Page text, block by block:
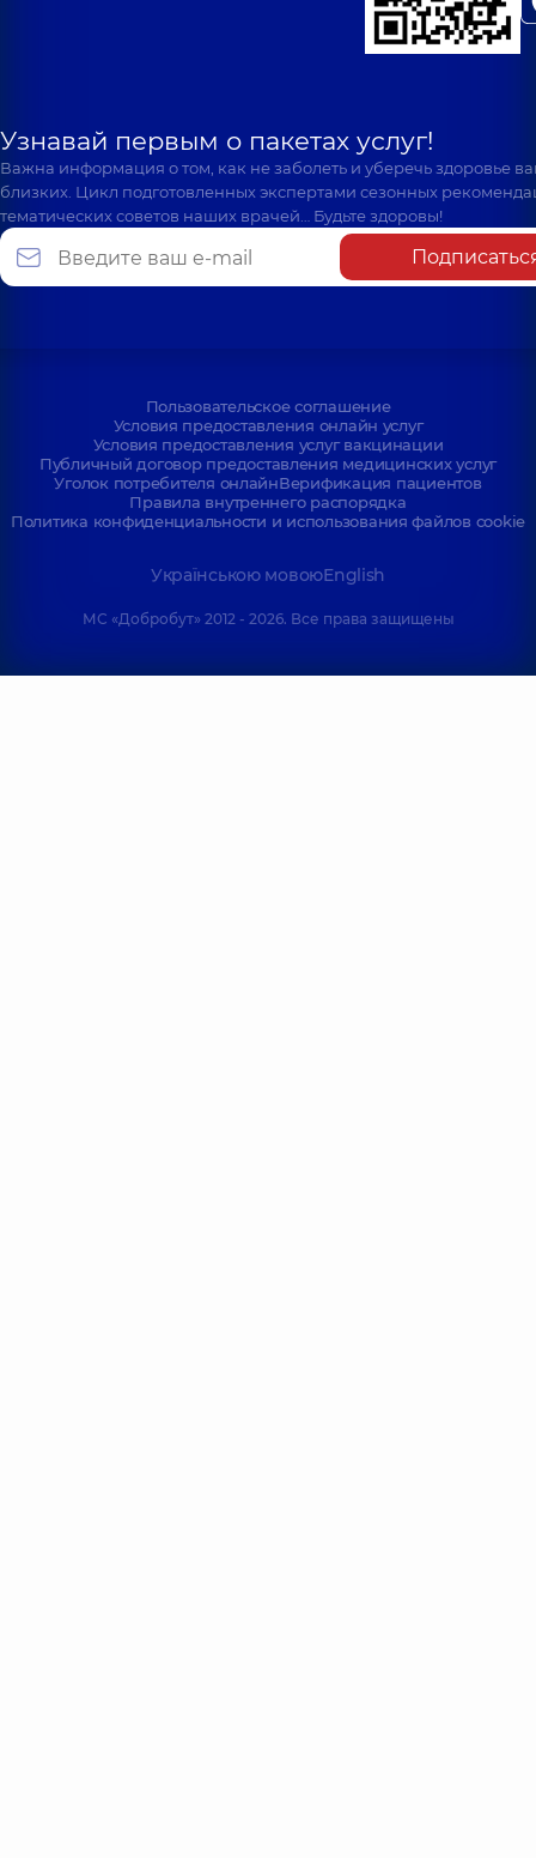
Узнавай первым о пакетах услуг!
Важна информация о том, как не заболеть и уберечь здоровье
близких. Цикл подготовленных экспертами сезонных
тематических советов наших врачей… Будьте здоровы!
Пользовательское соглашение
Условия предоставления онлайн услуг
Условия предоставления услуг вакцинации
Публичный договор предоставления медицинских услуг
Уголок потребителя онлайнВерификация пациентов
Правила внутреннего распорядка
Политика конфиденциальности и использования файлов cookie
Українською мовоюEnglish
МС «Добробут» 2012 - 2026. Все права защищены